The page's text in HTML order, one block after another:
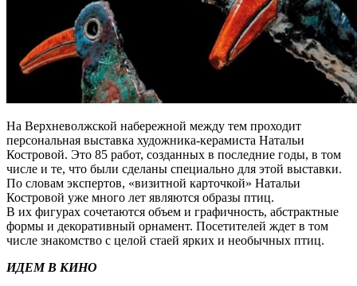
На Верхневолжской набережной между тем проходит
персональная выставка художника-керамиста Натальи
Костровой. Это 85 работ, созданных в последние годы, в том
числе и те, что были сделаны специально для этой выставки.
По словам экспертов, «визитной карточкой» Натальи
Костровой уже много лет являются образы птиц.
В их фигурах сочетаются объем и графичность, абстрактные
формы и декоративный орнамент. Посетителей ждет в том
числе знакомство с целой стаей ярких и необычных птиц.
ИДЕМ В КИНО